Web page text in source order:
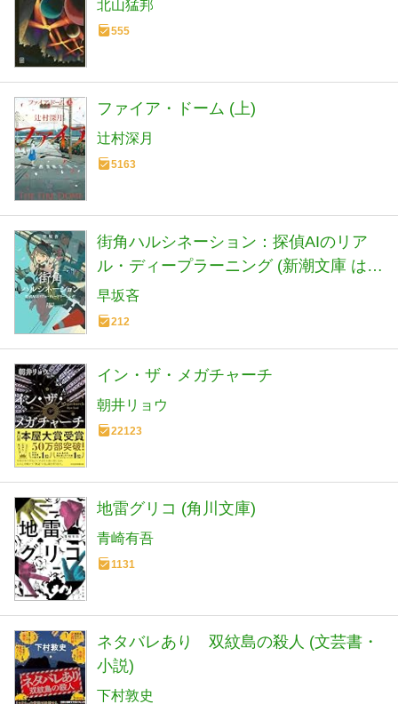
北山猛邦
555
ファイア・ドーム (上)
辻村深月
5163
街角ハルシネーション：探偵AIのリア
ル・ディープラーニング (新潮文庫 は
72-5)
早坂吝
212
イン・ザ・メガチャーチ
朝井リョウ
22123
地雷グリコ (角川文庫)
青崎有吾
1131
ネタバレあり 双紋島の殺人 (文芸書・
小説)
下村敦史